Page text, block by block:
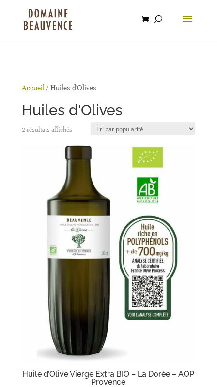
beauvence.com
Accueil/ Huiles d'Olives
Huiles d'Olives
2 résultats affichésTrié
par
popularité
Huile d’Olive Vierge Extra BIO – La Dorée – AOP
Provence